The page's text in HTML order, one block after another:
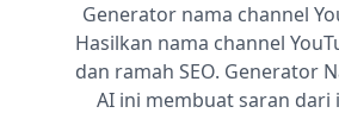
Generator nama channel
Hasilkan nama channel
dan ramah SEO. Generator
AI ini membuat saran dari